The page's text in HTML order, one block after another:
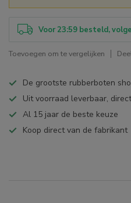
Voor 23:59 besteld,
Toevoegen om te vergelijken
De grootste rubberboten
Uit voorraad leverbaar,
Al 15 jaar de beste keuze
Koop direct van de fabrikant